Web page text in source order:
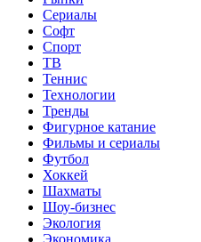
Сериалы
Софт
Спорт
ТВ
Теннис
Технологии
Тренды
Фигурное катание
Фильмы и сериалы
Футбол
Хоккей
Шахматы
Шоу-бизнес
Экология
Экономика